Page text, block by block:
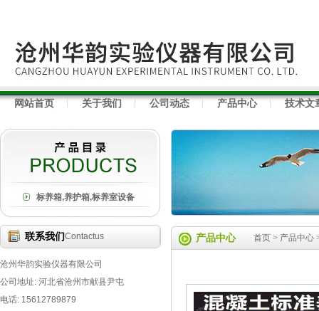
网站首页 关于我们 公司动态 产品中心 技术文
标养箱,养护箱,标养室设备
联系我们Contactus
沧州华韵实验仪器有限公司
公司地址: 河北省沧州市献县尹屯
电话: 15612789879
产品中心 首页 > 产品中心